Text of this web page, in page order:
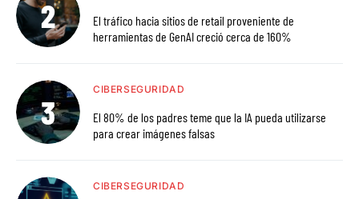
El tráfico hacia sitios de retail proveniente de
herramientas de GenAI creció cerca de 160%
CIBERSEGURIDAD
El 80% de los padres teme que la IA pueda utilizarse
para crear imágenes falsas
CIBERSEGURIDAD